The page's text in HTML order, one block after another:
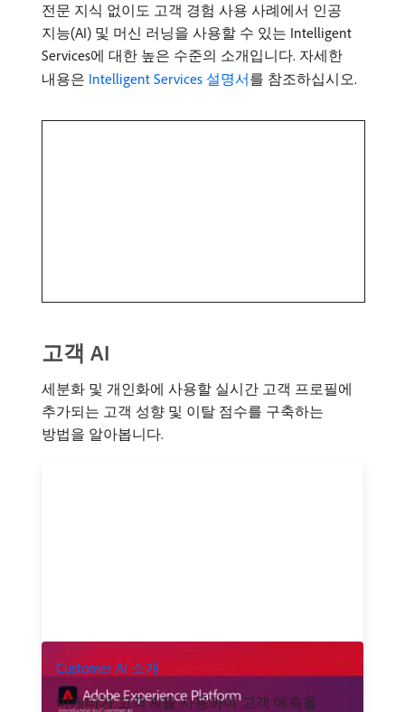
전문 지식 없이도 고객 경험 사용 사례에서 인공
지능(AI) 및 머신 러닝을 사용할 수 있는 Intelligent
Services에 대한 높은 수준의 소개입니다. 자세한
내용은 Intelligent Services 설명서를 참조하십시오.
고객 AI
세분화 및 개인화에 사용할 실시간 고객 프로필에
추가되는 고객 성향 및 이탈 점수를 구축하는
방법을 알아봅니다.
Customer AI 소개
마케터가 고객 AI를 사용하여 고객 예측을